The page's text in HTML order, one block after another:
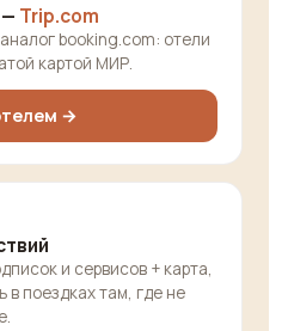
Trip.com
booking.com: отели
картой МИР.
→
и сервисов + карта,
в поездках там, где не